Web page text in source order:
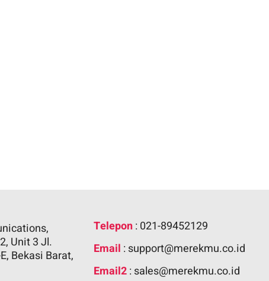
Unit 3 Jl.
Bekasi Barat,
Telepon: 021-89452129
Email : support@merekmu.co.id
Email2: sales@merekmu.co.id